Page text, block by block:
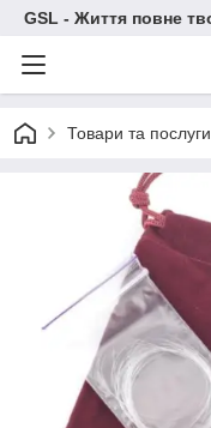
GSL - Життя повне
Товари та послуги